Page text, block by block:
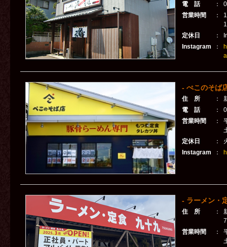
電 話
：
営業時間
：
定休日
：
Instagram
：
- ぺこのそば
住 所 ：
電 話
：
営業時間
：
定休日
：
Instagram
：
- ラーメン・
住 所 ：
営業時間
：